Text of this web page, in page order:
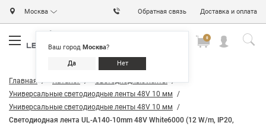
Москва
Ваш город Москва?
Да Нет
Обратная связь Доставка и оплата
0
Главная Каталог
Светодиодные ленты
Универсальные светодиодные ленты 48V 10 мм
Универсальные светодиодные ленты 48V 10 мм
Светодиодная лента UL-A140-10mm 48V White6000 (12 W/m, IP20,